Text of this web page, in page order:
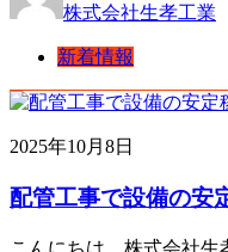
株式会社生孝工業
新着情報
2025年10月8日
配管工事で設備の安
こんにちは。株式会社